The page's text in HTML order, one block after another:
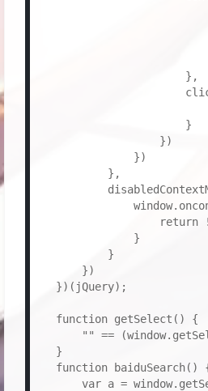
3 == c.which
left:
top:
},
click:
}
})
})
},
return
}
}
})
})(jQuery);
function getSelect() {
"" ==
}
function baiduSearch()
var a =